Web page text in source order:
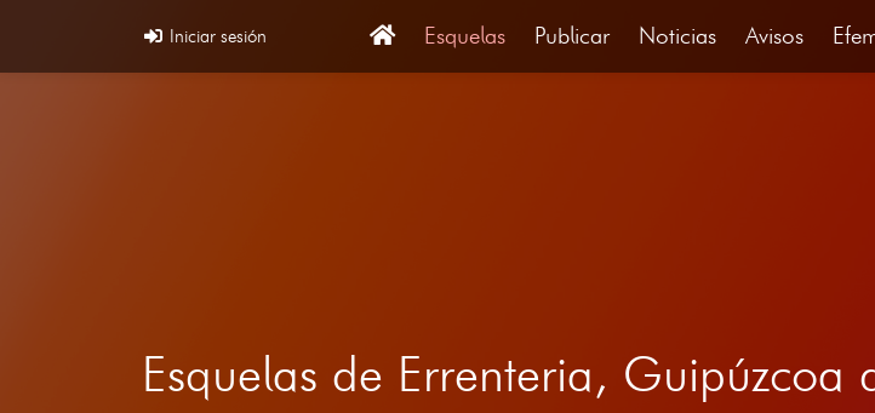
Iniciar sesión Esquelas Publicar Noticias Avisos
Esquelas de Errenteria, Guipúzcoa